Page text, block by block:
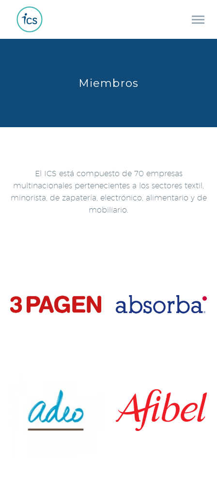
Miembros
El ICS está compuesto de 70 empresas
multinacionales pertenecientes a los sectores textil,
minorista, de zapatería, electrónico, alimentario y de
mobiliario.